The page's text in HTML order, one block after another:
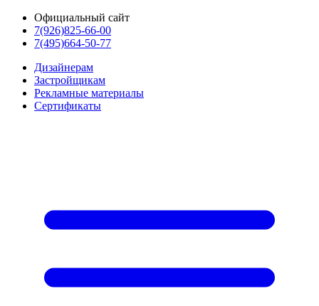
Официальный сайт
7(926)825-66-00
7(495)664-50-77
Дизайнерам
Застройщикам
Рекламные материалы
Сертификаты